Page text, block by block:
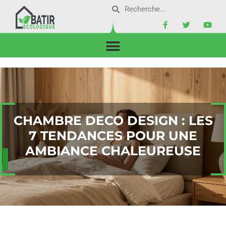
CHAMBRE DECO DESIGN : LES
7 TENDANCES POUR UNE
AMBIANCE CHALEUREUSE